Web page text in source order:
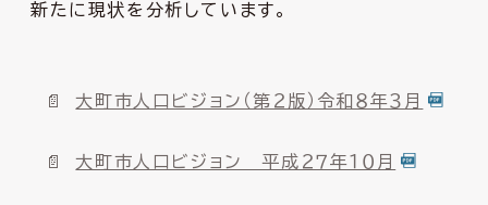
新たに現状を分析しています。
大町市人口ビジョン（第２版）令和８年３月
大町市人口ビジョン 平成２７年１０月